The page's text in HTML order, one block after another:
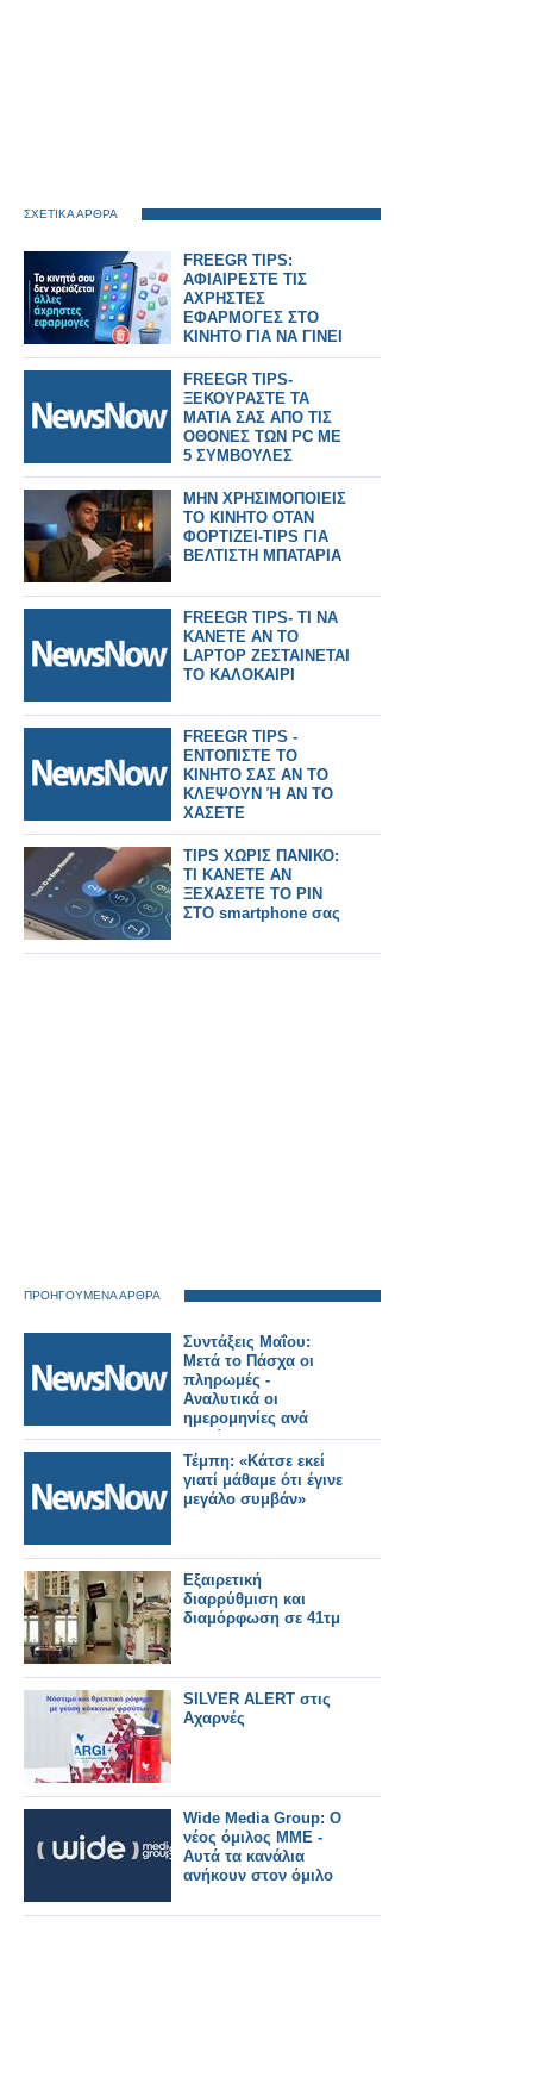
ΣΧΕΤΙΚΑ ΑΡΘΡΑ
FREEGR TIPS:
ΑΦΙΑΙΡΕΣΤΕ ΤΙΣ
ΑΧΡΗΣΤΕΣ
ΕΦΑΡΜΟΓΕΣ ΣΤΟ
ΚΙΝΗΤΟ ΓΙΑ ΝΑ ΓΙΝΕΙ
ΠΙΟ ΓΡΗΓΟΡΟ
FREEGR TIPS-
ΞΕΚΟΥΡΑΣΤΕ ΤΑ
ΜΑΤΙΑ ΣΑΣ ΑΠΟ ΤΙΣ
ΟΘΟΝΕΣ ΤΩΝ PC ME
5 ΣΥΜΒΟΥΛΕΣ
ΜΗΝ ΧΡΗΣΙΜΟΠΟΙΕΙΣ
ΤΟ ΚΙΝΗΤΟ ΟΤΑΝ
ΦΟΡΤΙΖΕΙ-TIPS ΓΙΑ
ΒΕΛΤΙΣΤΗ ΜΠΑΤΑΡΙΑ
FREEGR TIPS- ΤΙ ΝΑ
ΚΑΝΕΤΕ ΑΝ ΤΟ
LAPTOP ΖΕΣΤΑΙΝΕΤΑΙ
ΤΟ ΚΑΛΟΚΑΙΡΙ
FREEGR TIPS -
ΕΝΤΟΠΙΣΤΕ ΤΟ
ΚΙΝΗΤΟ ΣΑΣ ΑΝ ΤΟ
ΚΛΕΨΟΥΝ Ή ΑΝ ΤΟ
ΧΑΣΕΤΕ
TIPS ΧΩΡΙΣ ΠΑΝΙΚΟ:
ΤΙ ΚΑΝΕΤΕ ΑΝ
ΞΕΧΑΣΕΤΕ ΤΟ PIN
ΣΤΟ smartphone σας
ΠΡΟΗΓΟΥΜΕΝΑ ΑΡΘΡΑ
Συντάξεις Μαΐου:
Μετά το Πάσχα οι
πληρωμές -
Αναλυτικά οι
ημερομηνίες ανά
ταμείο
Τέμπη: «Κάτσε εκεί
γιατί μάθαμε ότι έγινε
μεγάλο συμβάν»
Εξαιρετική
διαρρύθμιση και
διαμόρφωση σε 41τμ
SILVER ALERT στις
Αχαρνές
Wide Media Group: Ο
νέος όμιλος ΜΜΕ -
Αυτά τα κανάλια
ανήκουν στον όμιλο